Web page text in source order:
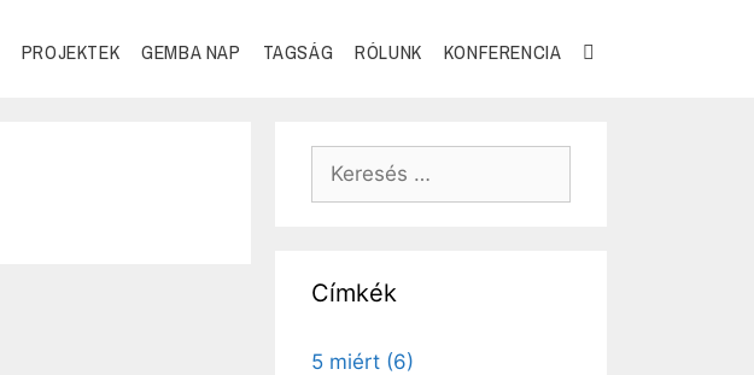
PROJEKTEK GEMBA NAP TAGSÁG RÓLUNK KONFERENCIA
Címkék
5 miért (6)